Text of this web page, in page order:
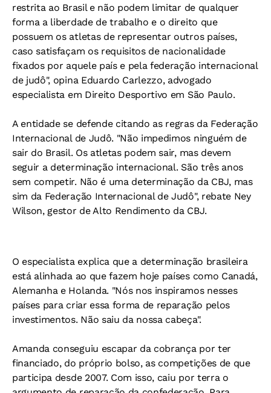
restrita ao Brasil e não podem limitar de qualquer
forma a liberdade de trabalho e o direito que
possuem os atletas de representar outros países,
caso satisfaçam os requisitos de nacionalidade
fixados por aquele país e pela federação internacional
de judô", opina Eduardo Carlezzo, advogado
especialista em Direito Desportivo em São Paulo.
A entidade se defende citando as regras da Federação
Internacional de Judô. "Não impedimos ninguém de
sair do Brasil. Os atletas podem sair, mas devem
seguir a determinação internacional. São três anos
sem competir. Não é uma determinação da CBJ, mas
sim da Federação Internacional de Judô", rebate Ney
Wilson, gestor de Alto Rendimento da CBJ.
O especialista explica que a determinação brasileira
está alinhada ao que fazem hoje países como Canadá,
Alemanha e Holanda. "Nós nos inspiramos nesses
países para criar essa forma de reparação pelos
investimentos. Não saiu da nossa cabeça".
Amanda conseguiu escapar da cobrança por ter
financiado, do próprio bolso, as competições de que
participa desde 2007. Com isso, caiu por terra o